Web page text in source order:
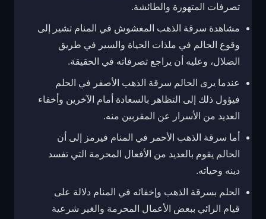
تصرفات المتهورة والطائشة.
مشاهدة سرقة الذهب المغشوش في المنام تشير إلى
وقوع الحالم في ملذات الحياة والسير في طريق
الضلال، وعليه أن يراجع تصرفاته في الحقيقة.
عندما يرى الحالم سرقة الذهب الأصفر في الحلم
فيؤول ذلك إلى التظاهر بالسعادة أمام الآخرين وأخفاء
العديد من الأسرار عن المقربين منه.
أما سرقة الذهب الأحمر في المنام فيرمز إلى أن
الحالم يقوم بالعديد من الأفعال المحرمة التي تفسد
دينه وحياته.
الحلم بسرقة الذهب وإخفائه في المنام دلالة على
قيام الرائي ببعض الأعمال المحرمة والغير شرعية